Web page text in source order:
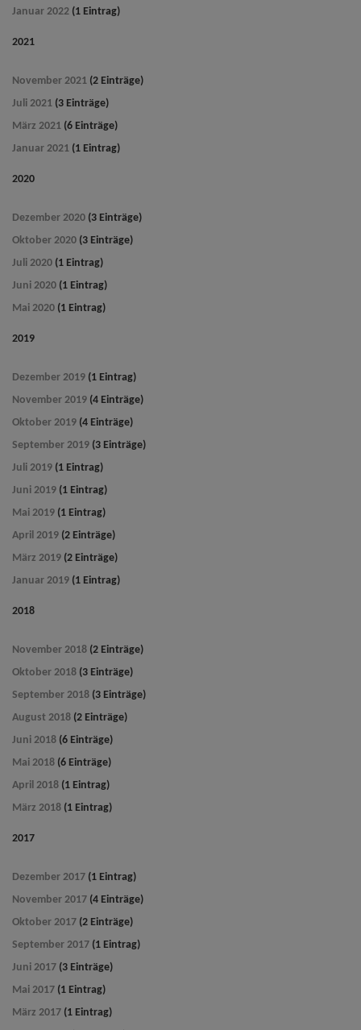
Januar 2022 (1 Eintrag)
2021
November 2021 (2 Einträge)
Juli 2021 (3 Einträge)
März 2021 (6 Einträge)
Januar 2021 (1 Eintrag)
2020
Dezember 2020 (3 Einträge)
Oktober 2020 (3 Einträge)
Juli 2020 (1 Eintrag)
Juni 2020 (1 Eintrag)
Mai 2020 (1 Eintrag)
2019
Dezember 2019 (1 Eintrag)
November 2019 (4 Einträge)
Oktober 2019 (4 Einträge)
September 2019 (3 Einträge)
Juli 2019 (1 Eintrag)
Juni 2019 (1 Eintrag)
Mai 2019 (1 Eintrag)
April 2019 (2 Einträge)
März 2019 (2 Einträge)
Januar 2019 (1 Eintrag)
2018
November 2018 (2 Einträge)
Oktober 2018 (3 Einträge)
September 2018 (3 Einträge)
August 2018 (2 Einträge)
Juni 2018 (6 Einträge)
Mai 2018 (6 Einträge)
April 2018 (1 Eintrag)
März 2018 (1 Eintrag)
2017
Dezember 2017 (1 Eintrag)
November 2017 (4 Einträge)
Oktober 2017 (2 Einträge)
September 2017 (1 Eintrag)
Juni 2017 (3 Einträge)
Mai 2017 (1 Eintrag)
März 2017 (1 Eintrag)